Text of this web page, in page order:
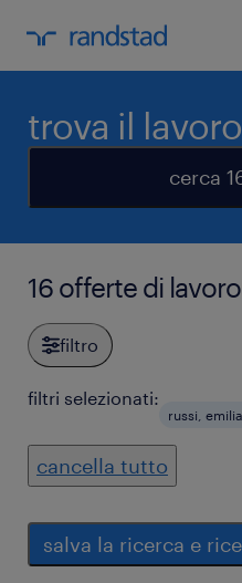
trova il
cerca
16 offerte di
filtro
filtri selezionati:
russi,
cancella tutto
salva la ricerca e